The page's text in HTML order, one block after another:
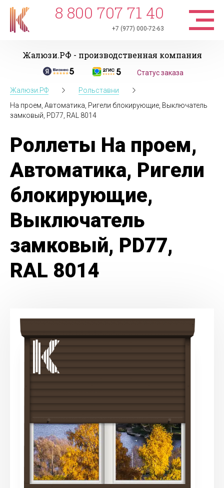
8 800 707 71 40
+7 (977) 000-72-63
Жалюзи.РФ - производственная компания
Статус заказа
Жалюзи.РФ
Рольставни
На проем, Автоматика, Ригели блокирующие, Выключатель
замковый, PD77, RAL 8014
Роллеты На проем,
Автоматика, Ригели
блокирующие,
Выключатель
замковый, PD77,
RAL 8014